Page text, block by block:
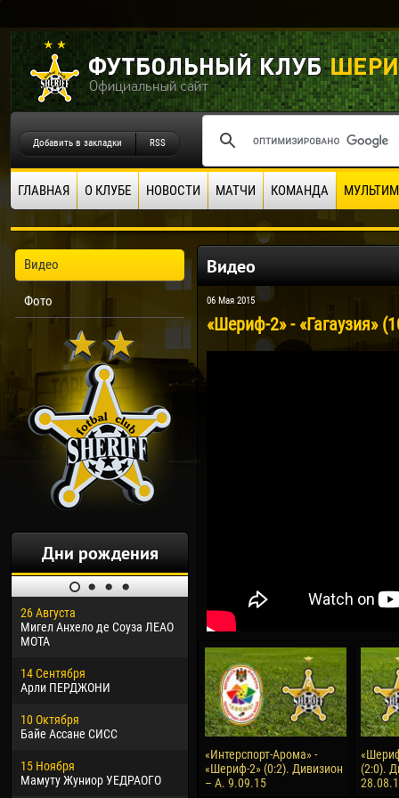
Добавить в закладки RSS
ГЛАВНАЯ О КЛУБЕ НОВОСТИ МАТЧИ КОМАНДА
Видео
Фото
Дни рождения
26 Августа
Мигел Анхело де Соуза ЛЕАО
МОТА
14 Сентября
Арли ПЕРДЖОНИ
10 Октября
Байе Ассане СИСС
15 Ноября
Мамуту Жуниор УЕДРАОГО
30 Января
Дорасо Морео КЛАС
24 Февраля
Владислав КОСТИН
02 Марта
Вячеслав КОЗМА
09 Марта
Эммануэль АФЕТСЕ
04
13
24
15
Видео
06 Мая 2015
«Шериф-2» - «Гагаузия»
«Интерспорт-Арома» -
«Шериф-2» (0:2). Дивизион
– А. 9.09.15
(2:0).